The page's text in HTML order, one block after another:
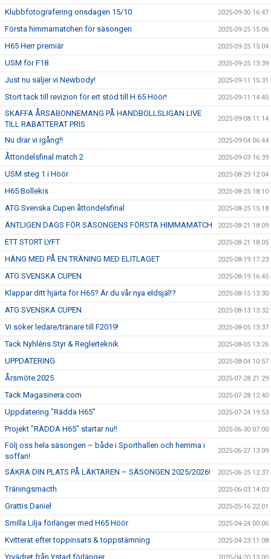
Klubbfotografering onsdagen 15/10 2025-09-30 16:47
Första himmamatchen för säsongen 2025-09-25 15:06
H65 Herr premiär 2025-09-25 15:04
USM för F18 2025-09-25 13:39
Just nu säljer vi Newbody! 2025-09-11 15:31
Stort tack till revizion för ert stöd till H 65 Höör! 2025-09-11 14:45
SKAFFA ÅRSABONNEMANG PÅ HANDBOLLSLIGAN LIVE
TILL RABATTERAT PRIS
2025-09-08 11:14
Nu drar vi igång!! 2025-09-04 06:44
Åttondelsfinal match 2 2025-09-03 16:39
USM steg 1 i Höör 2025-08-29 12:04
H65 Bollekis 2025-08-25 18:10
ATG Svenska Cupen åttondelsfinal 2025-08-25 15:18
ÄNTLIGEN DAGS FÖR SÄSONGENS FÖRSTA HIMMAMATCH 2025-08-21 18:09
ETT STORT LYFT 2025-08-21 18:05
HÄNG MED PÅ EN TRÄNING MED ELITLAGET 2025-08-19 17:23
ATG SVENSKA CUPEN 2025-08-19 16:45
Klappar ditt hjärta för H65? Är du vår nya eldsjäl!? 2025-08-15 13:30
ATG SVENSKA CUPEN 2025-08-13 13:32
Vi söker ledare/tränare till F2019! 2025-08-05 13:37
Tack Nyhléns Styr & Reglerteknik 2025-08-05 13:26
UPPDATERING 2025-08-04 10:57
Årsmöte 2025 2025-07-28 21:29
Tack Magasinera.com 2025-07-28 12:40
Uppdatering "Rädda H65" 2025-07-24 19:53
Projekt ”RÄDDA H65” startar nu!! 2025-06-30 07:00
Följ oss hela säsongen – både i Sporthallen och hemma i
soffan!
2025-06-27 13:09
SÄKRA DIN PLATS PÅ LÄKTAREN – SÄSONGEN 2025/2026! 2025-06-25 12:37
Träningsmacth 2025-06-03 14:03
Grattis Daniel 2025-05-16 22:01
Smilla Lilja förlänger med H65 Höör 2025-04-24 00:06
Kvitterat efter toppinsats & toppstämning 2025-04-23 11:08
Yrvädret från Ystad förlänger 2025-04-20 13:00